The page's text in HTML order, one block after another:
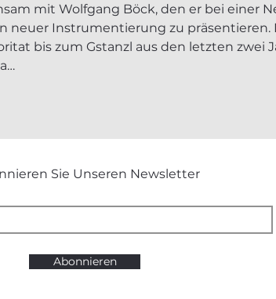
mit Wolfgang Böck, den er bei einer
neuer Instrumentierung zu präsentieren.
bis zum Gstanzl aus den letzten zwei
Sie Unseren Newsletter
Abonnieren